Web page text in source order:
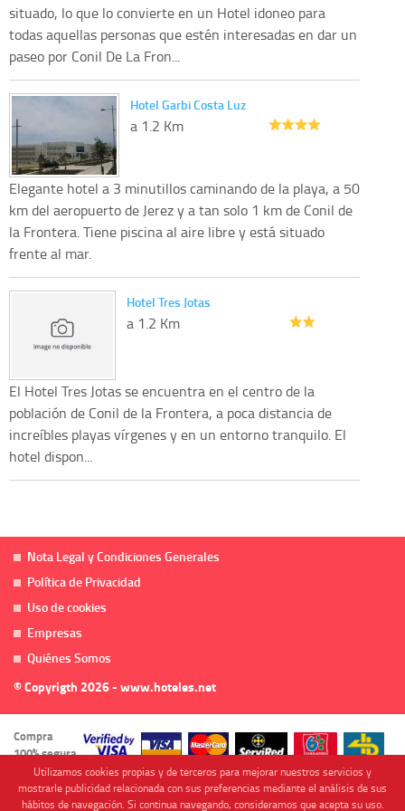
situado, lo que lo convierte en un Hotel idoneo para
todas aquellas personas que estén interesadas en dar un
paseo por Conil De La Fron...
Hotel Garbi Costa Luz
a 1.2 Km
Elegante hotel a 3 minutillos caminando de la playa, a 50
km del aeropuerto de Jerez y a tan solo 1 km de Conil de
la Frontera. Tiene piscina al aire libre y está situado
frente al mar.
Hotel Tres Jotas
a 1.2 Km
El Hotel Tres Jotas se encuentra en el centro de la
población de Conil de la Frontera, a poca distancia de
increíbles playas vírgenes y en un entorno tranquilo. El
hotel dispon...
Nota Legal y Condiciones Generales
Política de Privacidad
Uso de cookies
Empresas
Quiénes Somos
© Copyrigth 2026 - www.hoteles.net
Compra
100% segura
Utilizamos cookies propias y de terceros para mejorar nuestros servicios y
mostrarle publicidad relacionada con sus preferencias mediante el análisis de sus
hábitos de navegación. Si continua navegando, consideramos que acepta su uso.